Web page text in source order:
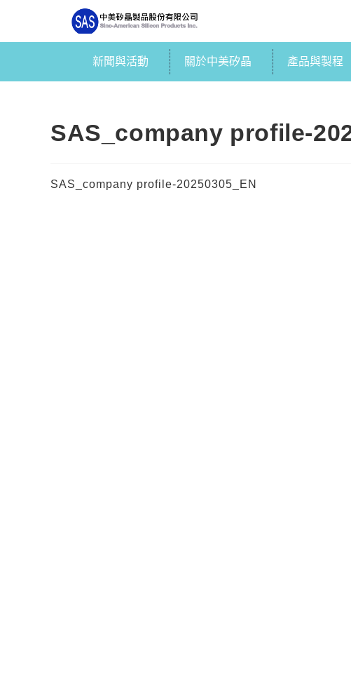
新聞與活動 關於中美矽晶 產品與製程
SAS_company profile-
SAS_company profile-20250305_EN